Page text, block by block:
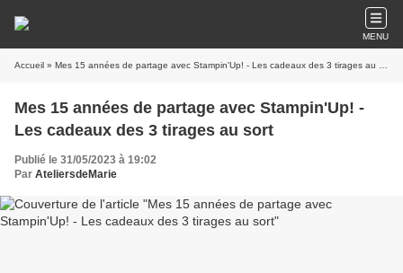
MENU
Accueil » Mes 15 années de partage avec Stampin'Up! - Les cadeaux des 3 tirages au sort
Mes 15 années de partage avec Stampin'Up! -
Les cadeaux des 3 tirages au sort
Publié le 31/05/2023 à 19:02
Par AteliersdeMarie